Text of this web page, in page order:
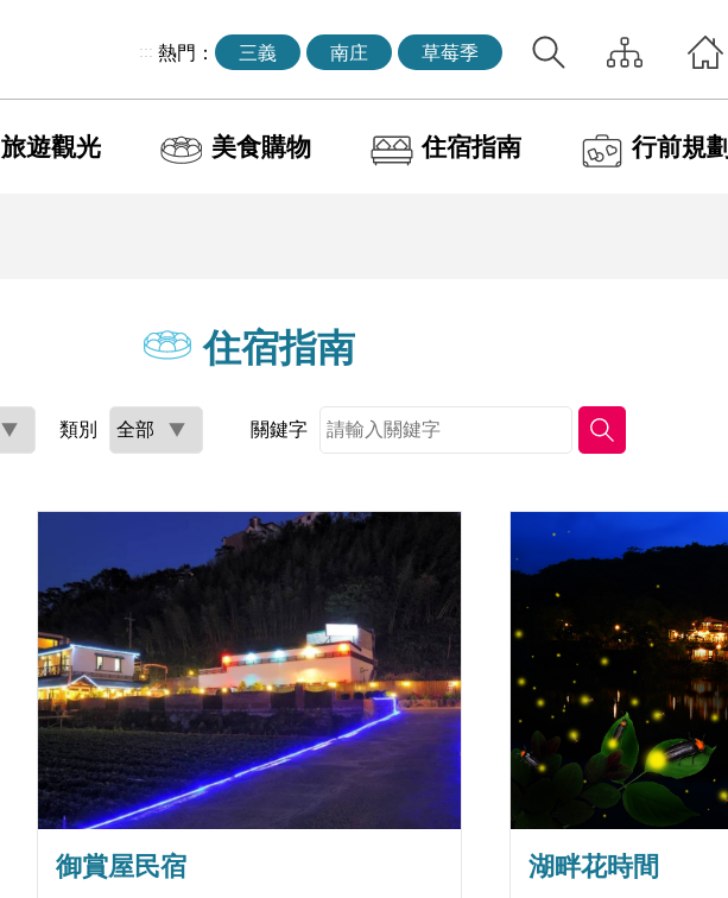
::: 熱門： 三義 南庄 草莓季
旅遊觀光 美食購物 住宿指南 行前規劃
住宿指南
類別 關鍵字
御賞屋民宿 湖畔花時間